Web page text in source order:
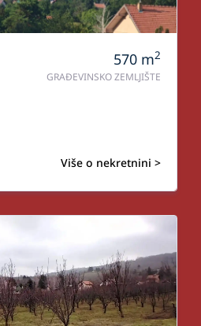
570 m2
GRAĐEVINSKO ZEMLJIŠTE
Više o nekretnini >